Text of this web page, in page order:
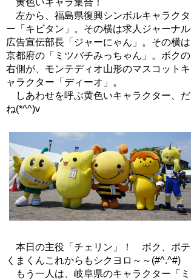
左から、福島県復興シンボルキャラクタ
ー「キビタン」。その横は求人ジャーナル
広告宣伝部長「ジャーにゃん」。その横は
京都府の「ミツバチみっちゃん」。ボクの
右側が、モンテディオ山形のマスコットキ
ャラクター「ディーオ」。
しあわせを呼ぶ黄色いキャラクター、だ
ね(*^^)v
本日の主役「チェリン」！ ボク、ポテ
くまくんこれからもシクヨロ～～(#^.^#)
もう一人は、岐阜県のキャラクター「ミ